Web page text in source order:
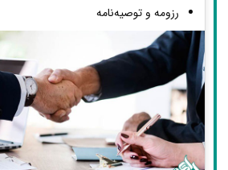
رزومه و توصیه‌نامه